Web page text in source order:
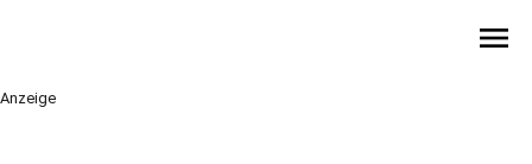
menu
Anzeige